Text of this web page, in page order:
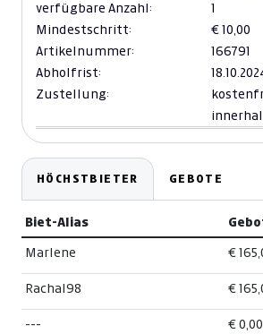
verfügbare Anzahl:
1
Mindestschritt:
€ 10,00
Artikelnummer:
166791
Abholfrist:
Zustellung:
HÖCHSTBIETER GEBOTE
Biet-Alias
Marlene €
Rachal98 €
--- € 0,00